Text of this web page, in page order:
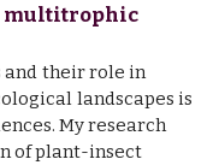
multitrophic
and their role in
landscapes is
My research
of plant-insect